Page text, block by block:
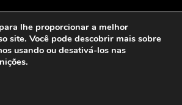
- CNPJ: 12.837.042/0001-60- Todos direitos
lhe proporcionar a melhor
site. Você pode descobrir mais sobre
usando ou desativá-los nas
.